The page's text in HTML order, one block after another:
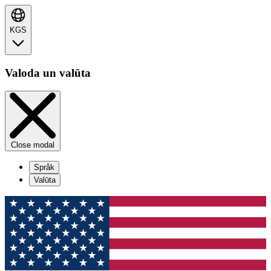
KGS
Valoda un valūta
Close modal
Språk
Valūta